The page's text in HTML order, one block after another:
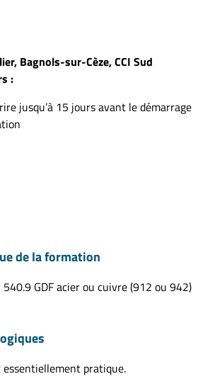
Bagnols-sur-Cèze, CCI Sud
:
jusqu’à 15 jours avant le démarrage
de la formation
GDF acier ou cuivre (912 ou 942)
pratique.